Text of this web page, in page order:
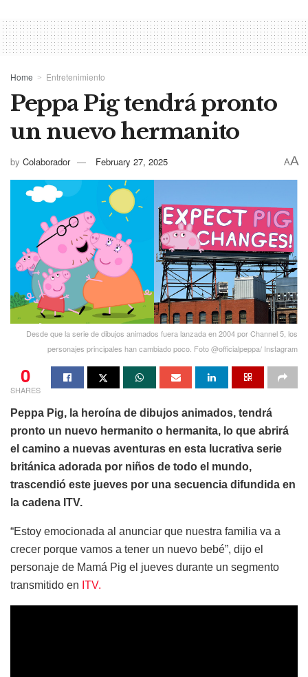
Home Entretenimiento
Peppa Pig tendrá pronto
un nuevo hermanito
by Colaborador February 27, 2025 AA
Desde que la serie de dibujos animados fuera lanzada en 2004 por Channel 5, los
personajes principales han cambiado poco. Foto @officialpeppa/ Instagram
0
SHARES
Peppa Pig, la heroína de dibujos animados, tendrá
pronto un nuevo hermanito o hermanita, lo que abrirá
el camino a nuevas aventuras en esta lucrativa serie
británica adorada por niños de todo el mundo,
trascendió este jueves por una secuencia difundida en
la cadena ITV.
“Estoy emocionada al anunciar que nuestra familia va a
crecer porque vamos a tener un nuevo bebé”, dijo el
personaje de Mamá Pig el jueves durante un segmento
transmitido en ITV.